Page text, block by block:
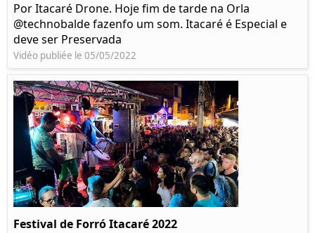
Por Itacaré Drone. Hoje fim de tarde na Orla
@technobalde fazenfo um som. Itacaré é Especial e
deve ser Preservada
Vidéo publiée le 05/05/2022
Festival de Forró Itacaré 2022